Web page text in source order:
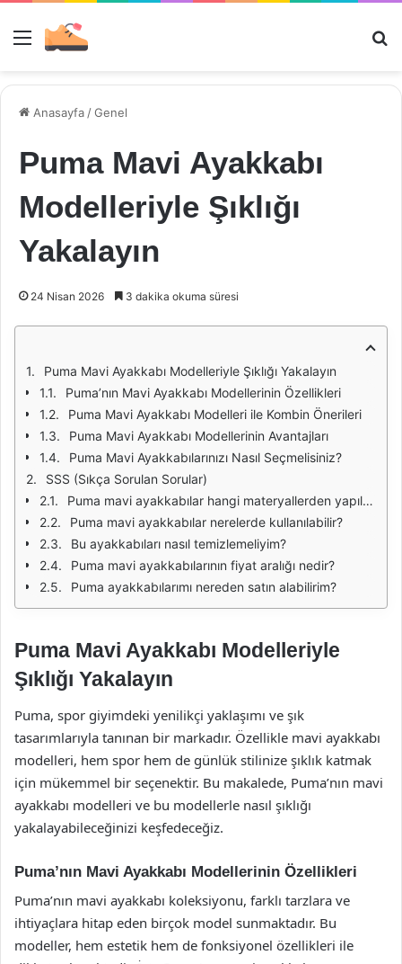
Menü
Anasayfa /Genel
Puma Mavi Ayakkabı
Modelleriyle Şıklığı
Yakalayın
24 Nisan 2026 3 dakika okuma süresi
Puma Mavi Ayakkabı Modelleriyle Şıklığı Yakalayın
Puma’nın Mavi Ayakkabı Modellerinin Özellikleri
Puma Mavi Ayakkabı Modelleri ile Kombin Önerileri
Puma Mavi Ayakkabı Modellerinin Avantajları
Puma Mavi Ayakkabılarınızı Nasıl Seçmelisiniz?
SSS (Sıkça Sorulan Sorular)
Puma mavi ayakkabılar hangi materyallerden yapılmaktadır?
Puma mavi ayakkabılar nerelerde kullanılabilir?
Bu ayakkabıları nasıl temizlemeliyim?
Puma mavi ayakkabılarının fiyat aralığı nedir?
Puma ayakkabılarımı nereden satın alabilirim?
Puma Mavi Ayakkabı Modelleriyle
Şıklığı Yakalayın
Puma, spor giyimdeki yenilikçi yaklaşımı ve şık
tasarımlarıyla tanınan bir markadır. Özellikle mavi ayakkabı
modelleri, hem spor hem de günlük stilinize şıklık katmak
için mükemmel bir seçenektir. Bu makalede, Puma’nın mavi
ayakkabı modelleri ve bu modellerle nasıl şıklığı
yakalayabileceğinizi keşfedeceğiz.
Puma’nın Mavi Ayakkabı Modellerinin Özellikleri
Puma’nın mavi ayakkabı koleksiyonu, farklı tarzlara ve
ihtiyaçlara hitap eden birçok model sunmaktadır. Bu
modeller, hem estetik hem de fonksiyonel özellikleri ile